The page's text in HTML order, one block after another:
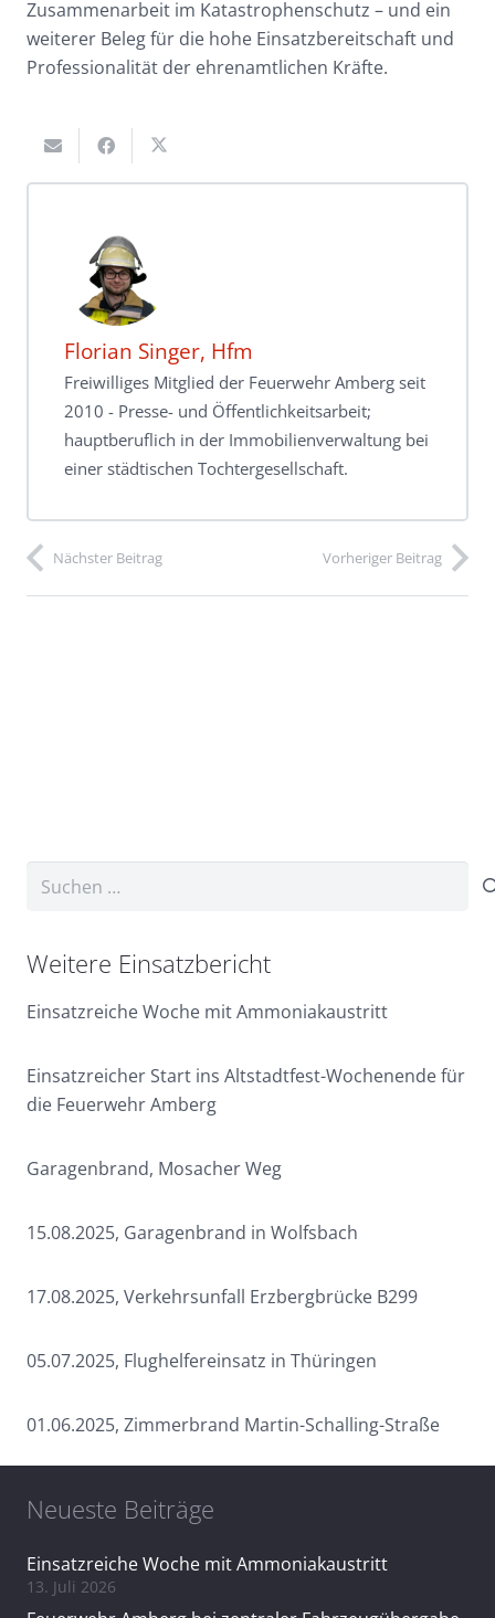
Zusammenarbeit im Katastrophenschutz – und ein
weiterer Beleg für die hohe Einsatzbereitschaft und
Professionalität der ehrenamtlichen Kräfte.
Florian Singer, Hfm
Freiwilliges Mitglied der Feuerwehr Amberg seit
2010 - Presse- und Öffentlichkeitsarbeit;
hauptberuflich in der Immobilienverwaltung bei
einer städtischen Tochtergesellschaft.
Nächster Beitrag Vorheriger Beitrag
Suchen
Weitere Einsatzbericht
Einsatzreiche Woche mit Ammoniakaustritt
Einsatzreicher Start ins Altstadtfest-Wochenende für
die Feuerwehr Amberg
Garagenbrand, Mosacher Weg
15.08.2025, Garagenbrand in Wolfsbach
17.08.2025, Verkehrsunfall Erzbergbrücke B299
05.07.2025, Flughelfereinsatz in Thüringen
01.06.2025, Zimmerbrand Martin-Schalling-Straße
Neueste Beiträge
Einsatzreiche Woche mit Ammoniakaustritt
13. Juli 2026